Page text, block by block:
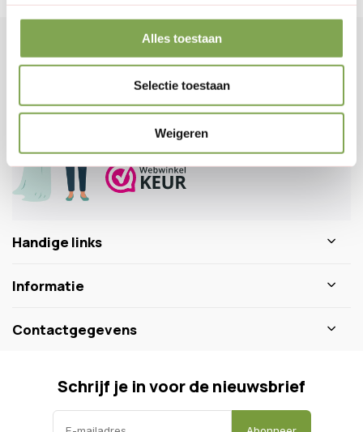
Alles toestaan
Selectie toestaan
Weigeren
Veelgestelde vragen
info@dewiltfang.nl
+31 640511932
Handige links
Informatie
Contactgegevens
Schrijf je in voor de nieuwsbrief